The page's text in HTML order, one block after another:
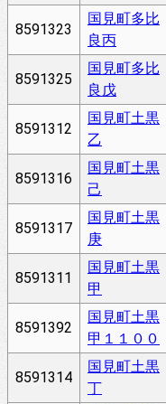
8591323
国見町多比
良丙
8591325
国見町多比
良戊
8591312
国見町土黒
乙
8591316
国見町土黒
己
8591317
国見町土黒
庚
8591311
国見町土黒
甲
8591392
国見町土黒
甲１１００
8591314
国見町土黒
丁